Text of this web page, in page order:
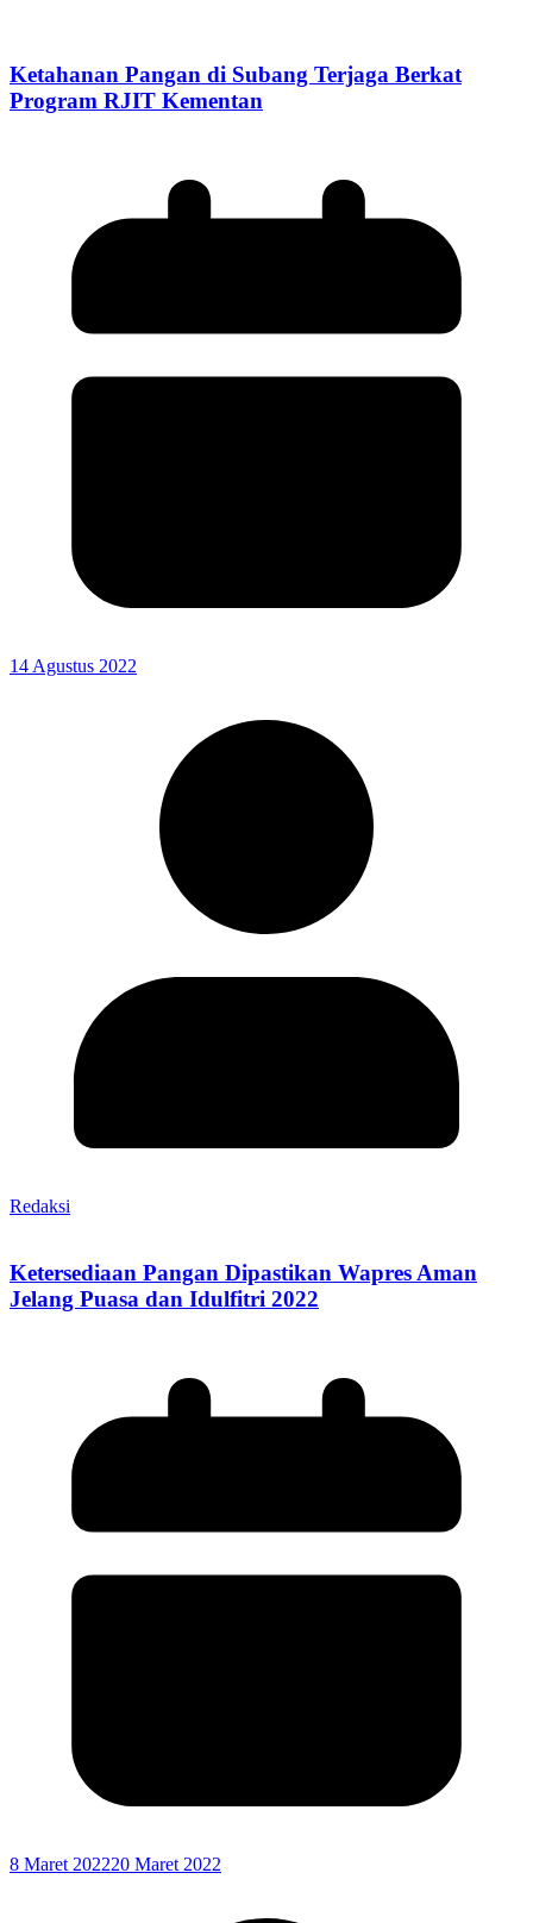
Ketahanan Pangan di Subang Terjaga Berkat
Program RJIT Kementan
14 Agustus 2022
Redaksi
Ketersediaan Pangan Dipastikan Wapres Aman
Jelang Puasa dan Idulfitri 2022
8 Maret 202220 Maret 2022